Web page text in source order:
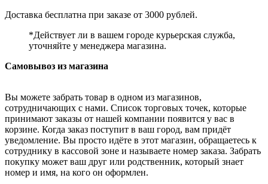
Доставка бесплатна при заказе от 3000 рублей.
*Действует ли в вашем городе курьерская служба,
уточняйте у менеджера магазина.
Самовывоз из магазина
Вы можете забрать товар в одном из магазинов,
сотрудничающих с нами. Список торговых точек, которые
принимают заказы от нашей компании появится у вас в
корзине. Когда заказ поступит в ваш город, вам придёт
уведомление. Вы просто идёте в этот магазин, обращаетесь к
сотруднику в кассовой зоне и называете номер заказа. Забрать
покупку может ваш друг или родственник, который знает
номер и имя, на кого он оформлен.